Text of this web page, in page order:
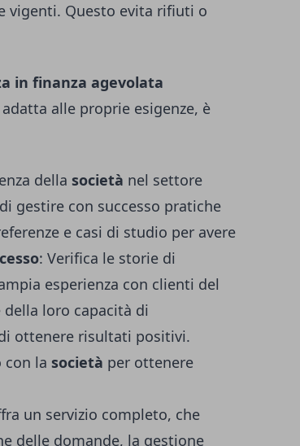
vigenti. Questo evita rifiuti o
in finanza agevolata
alle proprie esigenze, è
della società nel settore
gestire con successo pratiche
e casi di studio per avere
: Verifica le storie di
esperienza con clienti del
loro capacità di
ottenere risultati positivi.
con la società per ottenere
un servizio completo, che
delle domande, la gestione